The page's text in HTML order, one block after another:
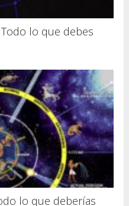
lo que debes
lo que deberías